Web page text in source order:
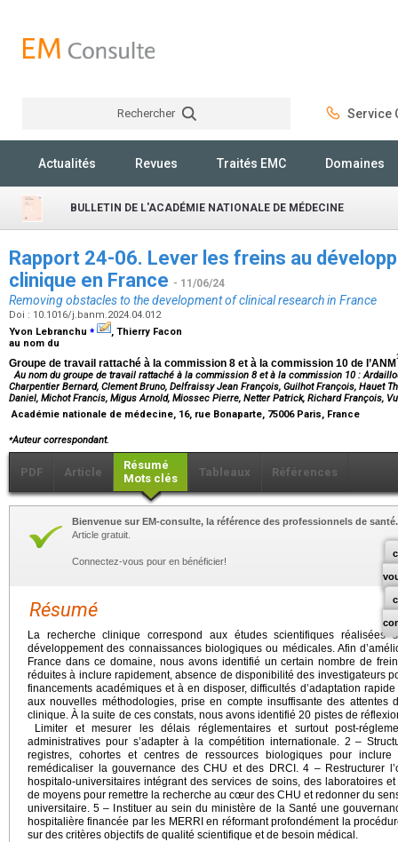
Rechercher Service
Actualités Revues Traités EMC Domaines
BULLETIN DE L'ACADÉMIE NATIONALE DE MÉDECINE
Rapport 24-06. Lever les freins au
clinique en France - 11/06/24
Removing obstacles to the development of clinical research in France
Doi : 10.1016/j.banm.2024.04.012
Yvon Lebranchu ⁎
, Thierry Facon
au nom du
Groupe de travail rattaché à la commission 8 et à la commission 10 de l’ANM
Au nom du groupe de travail rattaché à la commission 8 et à la commission 10 :
Charpentier Bernard, Clement Bruno, Delfraissy Jean François, Guilhot François, Hauet
Daniel, Michot Francis, Migus Arnold, Miossec Pierre, Netter Patrick, Richard François,
Académie nationale de médecine, 16, rue Bonaparte, 75006 Paris, France
⁎Auteur correspondant.
PDF Article
Résumé
Mots clés
Tableaux Références
Bienvenue sur EM-consulte, la référence des professionnels de santé.
Article gratuit.
Connectez-vous pour en bénéficier!
Résumé
La recherche clinique correspond aux études scientifiques
développement des connaissances biologiques ou médicales. Afin
France dans ce domaine, nous avons identifié un certain nombre de
réduites à inclure rapidement, absence de disponibilité des investigateurs
financements académiques et à en disposer, difficultés d’adaptation
aux nouvelles méthodologies, prise en compte insuffisante des
clinique. À la suite de ces constats, nous avons identifié 20 pistes de
Limiter et mesurer les délais réglementaires et surtout post-
administratives pour s’adapter à la compétition internationale. 2 –
registres, cohortes et centres de ressources biologiques pour
remédicaliser la gouvernance des CHU et des DRCI. 4 – Restructurer
hospitalo-universitaires intégrant des services de soins, des laboratoires
de moyens pour remettre la recherche au cœur des CHU et redonner du
universitaire. 5 – Instituer au sein du ministère de la Santé une
hospitalière financée par les MERRI en réformant profondément la
sur des critères objectifs de qualité scientifique et de besoin médical.